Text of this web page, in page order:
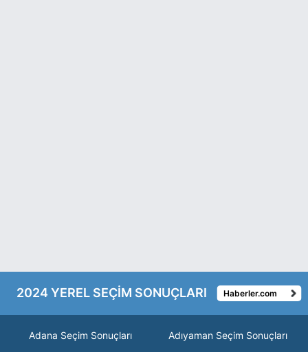
2024 YEREL SEÇİM SONUÇLARI Haberler.com
Adana Seçim Sonuçları
Adıyaman Seçim Sonuçları